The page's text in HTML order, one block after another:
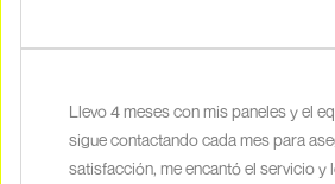
Llevo 4 meses con mis paneles y el
sigue contactando cada mes para
satisfacción, me encantó el servicio y